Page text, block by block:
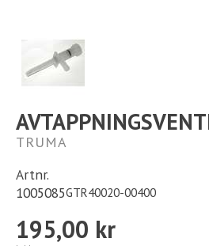
TRUMA
Artnr.
1005085GTR40020-00400
195,00 kr